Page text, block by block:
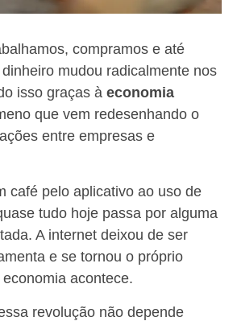
compramos e até
mudou radicalmente nos
isso graças à economia
que vem redesenhando o
entre empresas e
café pelo aplicativo ao uso de
tudo hoje passa por alguma
A internet deixou de ser
e se tornou o próprio
acontece.
revolução não depende